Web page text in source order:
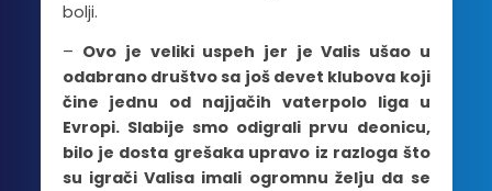
bolji.
– Ovo je veliki uspeh jer je Valis ušao u
odabrano društvo sa još devet klubova koji
čine jednu od najjačih vaterpolo liga u
Evropi. Slabije smo odigrali prvu deonicu,
bilo je dosta grešaka upravo iz razloga što
su igrači Valisa imali ogromnu želju da se